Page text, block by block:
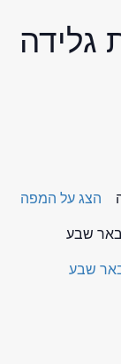
גלידה
הצג על המפה
באר שבע
שבע